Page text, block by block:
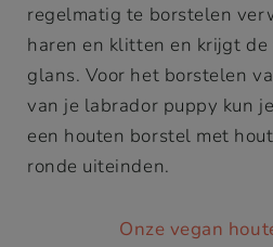
regelmatig te borstelen
haren en klitten en krijgt de
glans. Voor het borstelen
van je labrador puppy kun
een houten borstel met
ronde uiteinden.
Onze vegan